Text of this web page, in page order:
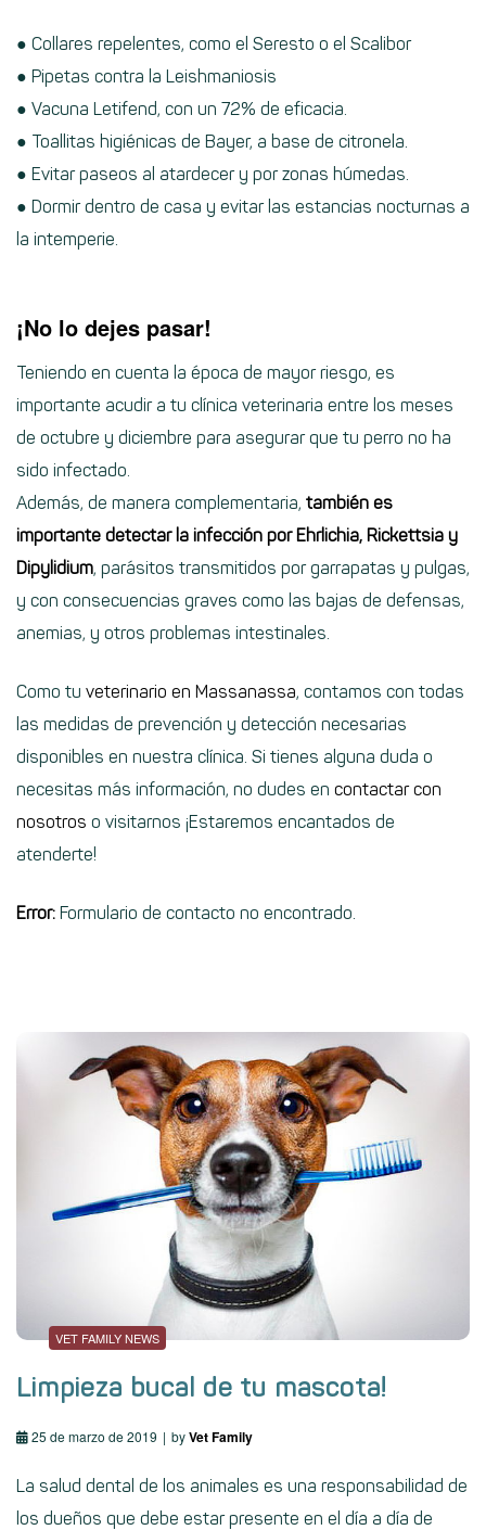
● Collares repelentes, como el Seresto o el Scalibor
● Pipetas contra la Leishmaniosis
● Vacuna Letifend, con un 72% de eficacia.
● Toallitas higiénicas de Bayer, a base de citronela.
● Evitar paseos al atardecer y por zonas húmedas.
● Dormir dentro de casa y evitar las estancias nocturnas a
la intemperie.
¡No lo dejes pasar!
Teniendo en cuenta la época de mayor riesgo, es
importante acudir a tu clínica veterinaria entre los meses
de octubre y diciembre para asegurar que tu perro no ha
sido infectado.
Además, de manera complementaria, también es
importante detectar la infección por Ehrlichia, Rickettsia y
Dipylidium, parásitos transmitidos por garrapatas y pulgas,
y con consecuencias graves como las bajas de defensas,
anemias, y otros problemas intestinales.
Como tu veterinario en Massanassa, contamos con todas
las medidas de prevención y detección necesarias
disponibles en nuestra clínica. Si tienes alguna duda o
necesitas más información, no dudes en contactar con
nosotros o visitarnos ¡Estaremos encantados de
atenderte!
Error: Formulario de contacto no encontrado.
VET FAMILY NEWS
Limpieza bucal de tu mascota!
25 de marzo de 2019 byVet Family
La salud dental de los animales es una responsabilidad de
los dueños que debe estar presente en el día a día de